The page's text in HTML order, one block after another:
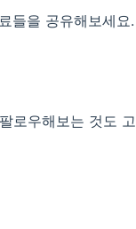
들을 공유해보세요.
로우해보는 것도 고